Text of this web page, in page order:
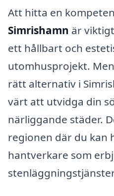
Att hitta en
Simrishamn är
ett hållbart och
utomhusprojekt.
rätt alternativ i
värt att utvidga din
närliggande städer.
regionen där du kan
hantverkare som